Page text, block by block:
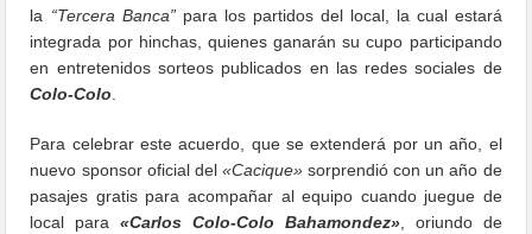
la “Tercera Banca”para los partidos del local, la cual estará
integrada por hinchas, quienes ganarán su cupo participando
en entretenidos sorteos publicados en las redes sociales de
Colo-Colo
Para celebrar este acuerdo, que se extenderá por un año, el
nuevo sponsor oficial del «Cacique»sorprendió con un año de
pasajes gratis para acompañar al equipo cuando juegue de
local para«Carlos Colo-Colo Bahamondez», oriundo de